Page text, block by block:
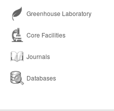
Greenhouse Laboratory
Core Facilities
Journals
Databases